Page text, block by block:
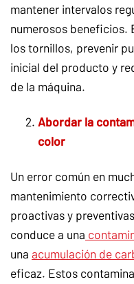
mantener intervalos
numerosos beneficios.
los tornillos, prevenir
inicial del producto y
de la máquina.
Abordar la
color
Un error común en
mantenimiento
proactivas y
conduce a una
una acumulación de
eficaz. Estos